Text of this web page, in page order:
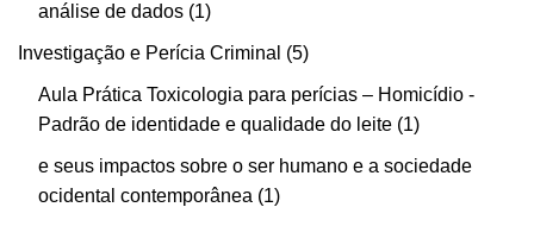
análise de dados 1
Investigação e Perícia Criminal 5
Aula Prática Toxicologia para perícias – Homicídio -
Padrão de identidade e qualidade do leite 1
e seus impactos sobre o ser humano e a sociedade
ocidental contemporânea
1